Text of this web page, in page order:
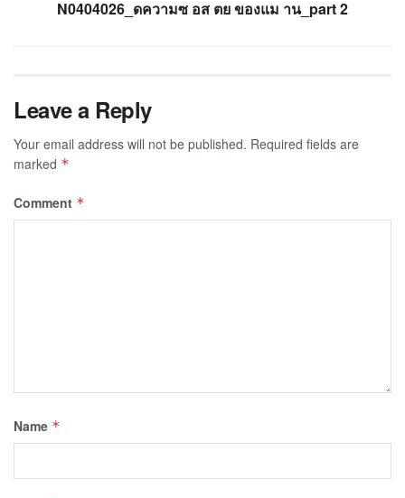
N0404026_ดความซ อส ตย ของแม าน_part 2
Leave a Reply
Your email address will not be published. Required fields are
marked *
Comment *
Name *